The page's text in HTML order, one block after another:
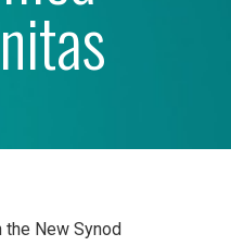
the New Synod